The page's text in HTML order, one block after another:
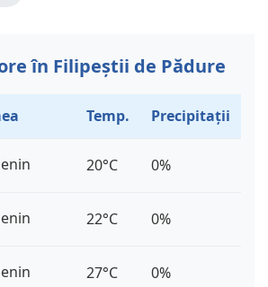
în Filipeștii de Pădure
Temp. Precipitații
20°C 0%
22°C 0%
27°C 0%